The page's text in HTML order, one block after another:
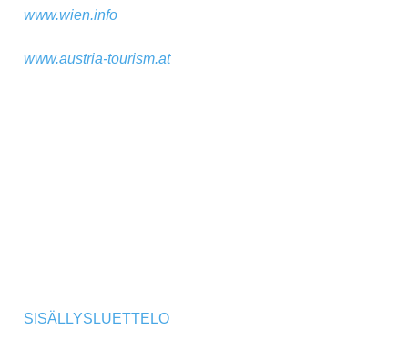
www.wien.info
www.austria-tourism.at
SISÄLLYSLUETTELO